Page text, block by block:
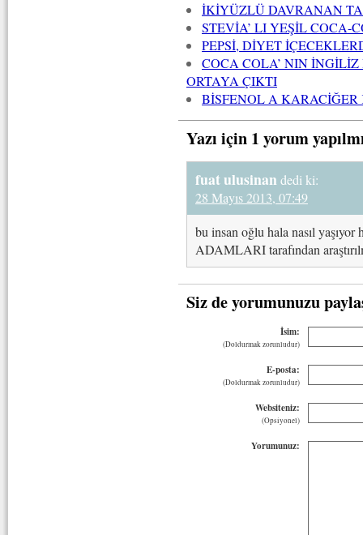
İKİYÜZLÜ DAVRANAN
STEVİA’ LI YEŞİL COCA-
PEPSİ, DİYET
COCA COLA’ NIN
ORTAYA ÇIKTI
BİSFENOL A
Yazı için 1 yorum
fuat ulusinandedi ki:
28 Mayıs 2013, 07:49
bu insan oğlu hala nasıl
ADAMLARI tarafından
Siz de yorumunuzu
İsim:
(Doldurmak zorunludur)
E-posta:
(Doldurmak zorunludur)
Websiteniz:
(Opsiyonel)
Yorumunuz: